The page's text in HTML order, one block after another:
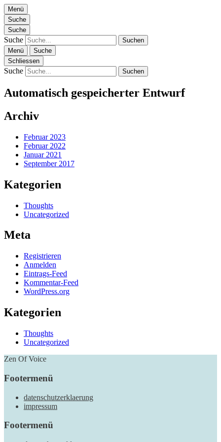
Zen Of Voice
Willkommen bei Zen Of Voice – Kostenfreie Gesangs-Challenge
Menü
Suche
Suche
Suche
Menü Suche
Zen Of Voice
Schliessen
Suche
Automatisch gespeicherter Entwurf
Archiv
Februar 2023
Februar 2022
Januar 2021
September 2017
Kategorien
Thoughts
Uncategorized
Meta
Registrieren
Anmelden
Eintrags-Feed
Kommentar-Feed
WordPress.org
Kategorien
Thoughts
Uncategorized
Zen Of Voice
Footermenü
datenschutzerklaerung
impressum
Footermenü